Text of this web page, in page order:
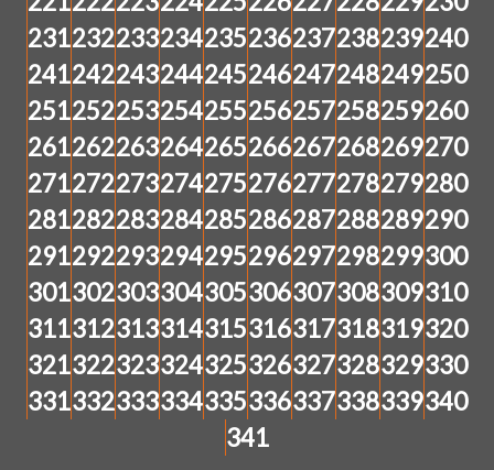
231232233234235236237238239240
241242243244245246247248249250
251252253254255256257258259260
261262263264265266267268269270
271272273274275276277278279280
281282283284285286287288289290
291292293294295296297298299300
301302303304305306307308309310
311312313314315316317318319320
321322323324325326327328329330
331332333334335336337338339340
341